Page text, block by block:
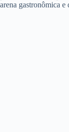
arena gastronômica